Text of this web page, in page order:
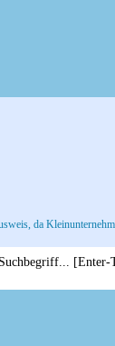
da
Suchbegriff... [Enter-